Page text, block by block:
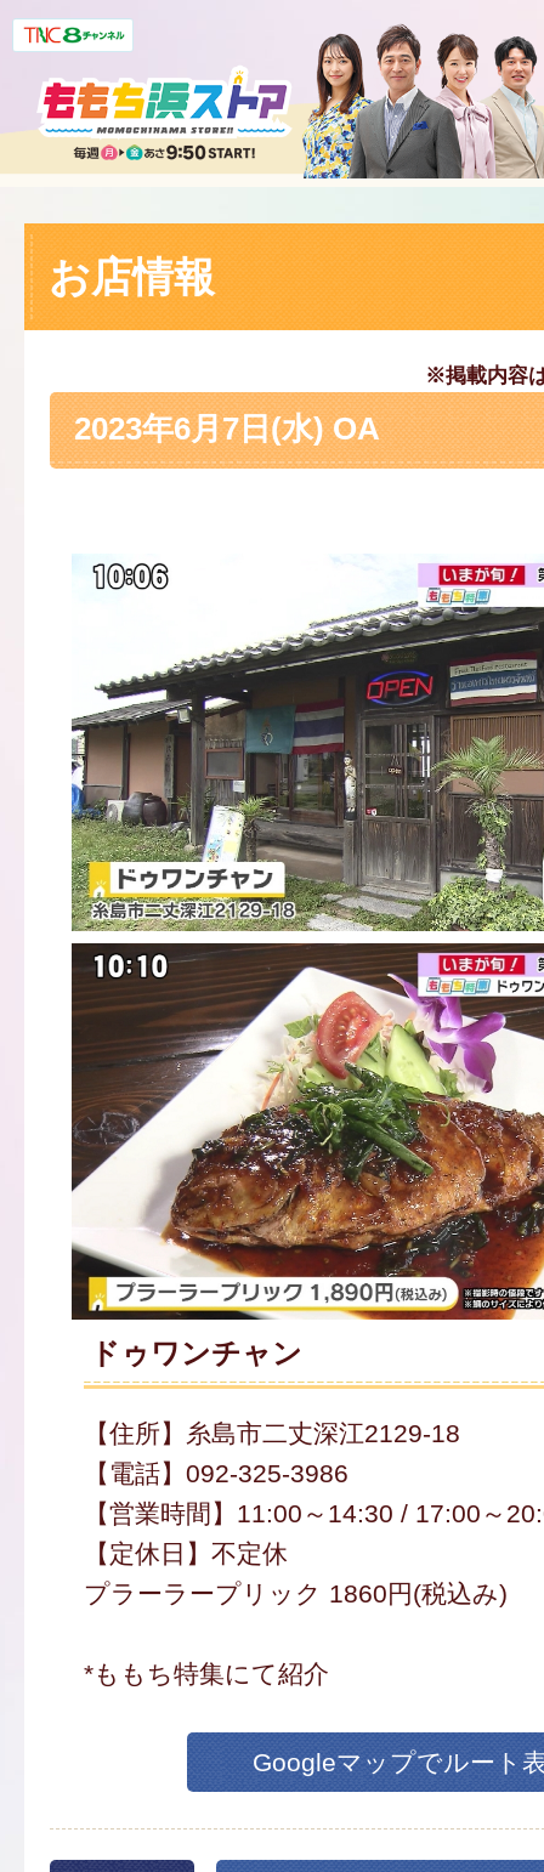
お店情報
※掲載内容
2023年6月7日(水) OA
ドゥワンチャン
【住所】糸島市二丈深江2129-18
【電話】092-325-3986
【営業時間】11:00～14:30 / 17:00～
【定休日】不定休
プラーラープリック 1860円(税込み)
*ももち特集にて紹介
Googleマップでルート